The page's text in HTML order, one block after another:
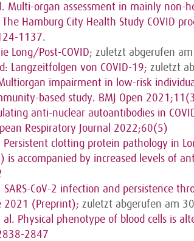
Multi-organ assessment in mainly non-
Hamburg City Health Study COVID
1137.
Long/Post-COVID; zuletzt abgerufen
Langzeitfolgen von COVID-19; zuletzt
impairment in low-risk
based study. BMJ Open
anti-nuclear autoantibodies in
Respiratory Journal 2022;60(5)
Persistent clotting protein pathology in
is accompanied by increased levels of
CoV-2 infection and persistence
2021 (Preprint); zuletzt abgerufen am
al. Physical phenotype of blood cells is
2847